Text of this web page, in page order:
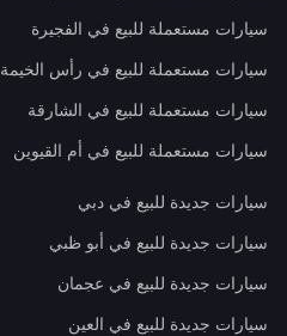
سيارات مستعملة للبيع في الفجيرة
سيارات مستعملة للبيع في رأس الخيمة
سيارات مستعملة للبيع في الشارقة
سيارات مستعملة للبيع في أم القيوين
سيارات جديدة للبيع في دبي
سيارات جديدة للبيع في أبو ظبي
سيارات جديدة للبيع في عجمان
سيارات جديدة للبيع في العين